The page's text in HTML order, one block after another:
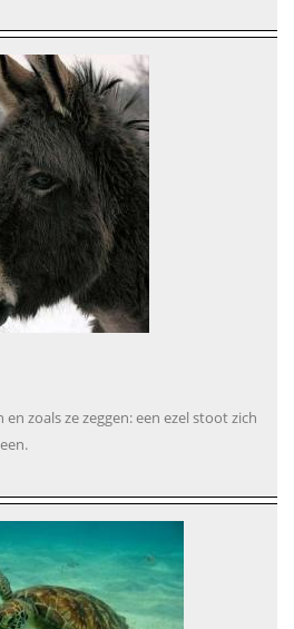
zoals ze zeggen: een ezel stoot zich